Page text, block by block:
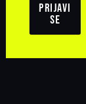
Prijavi
se